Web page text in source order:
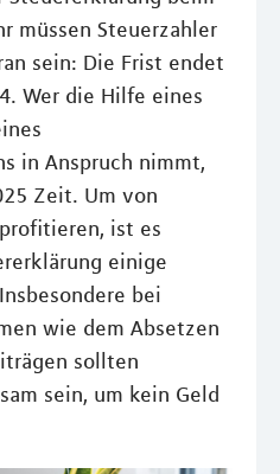
müssen Steuerzahler
sein: Die Frist endet
Wer die Hilfe eines
in Anspruch nimmt,
Zeit. Um von
ist es
einige
bei
wie dem Absetzen
sollten
sein, um kein Geld